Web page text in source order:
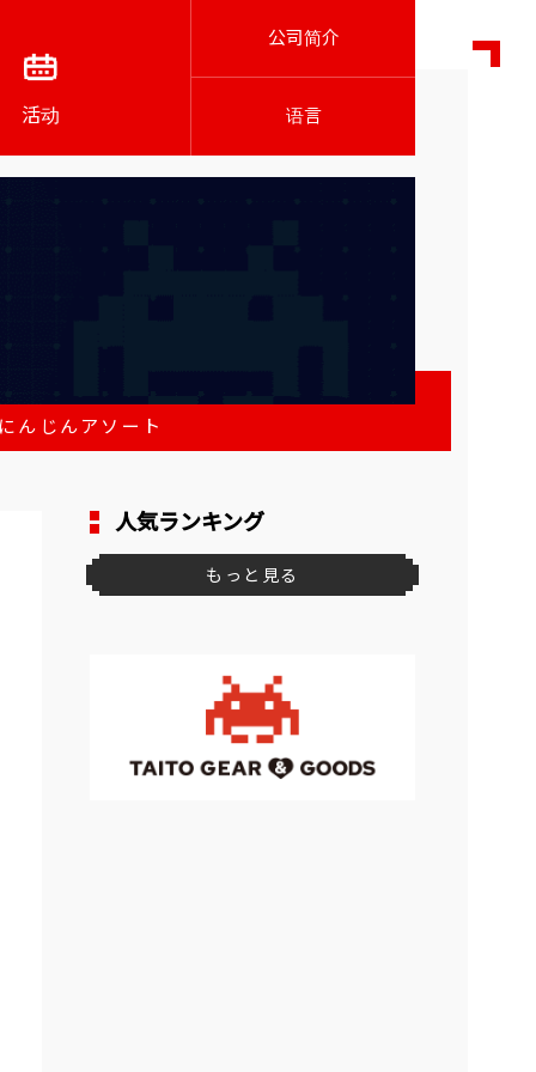
活动
公司简介
语言
じんアソート
人気ランキング
もっと見る